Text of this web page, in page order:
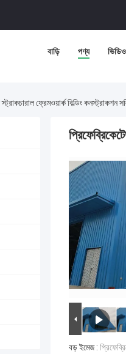
বাড়ি পণ্য ভিডিও
ফ্রেমওয়ার্ক বিল্ডিং কনস্ট্রাকশন
বড় ইমেজ :